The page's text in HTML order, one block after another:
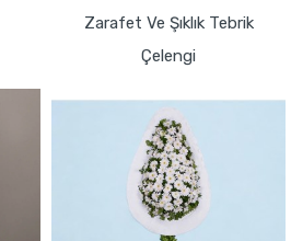
Zarafet Ve Şıklık Tebrik
Çelengi